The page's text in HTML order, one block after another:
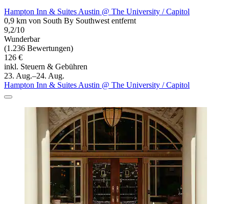
Hampton Inn & Suites Austin @ The University / Capitol
0,9 km von South By Southwest entfernt
9,2/10
Wunderbar
(1.236 Bewertungen)
126 €
inkl. Steuern & Gebühren
23. Aug.–24. Aug.
Hampton Inn & Suites Austin @ The University / Capitol